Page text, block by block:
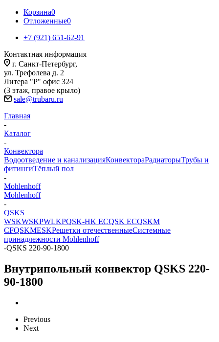
Корзина0
Отложенные0
+7 (921) 651-62-91
Контактная информация
г. Санкт-Петербург,
ул. Трефолева д. 2
Литера "Р" офис 324
(3 этаж, правое крыло)
sale@trubaru.ru
Главная
-
Каталог
-
Конвектора
Водоотведение и канализацияКонвектораРадиаторыТрубы и
фитингиТёплый пол
-
Mohlenhoff
Mohlenhoff
-
QSKS
WSKWSKPWLKPQSK-HK ECQSK ECQSKM
CFQSKMESKРешетки отечественныеСистемные
принадлежности Mohlenhoff
-QSKS 220-90-1800
Внутрипольный конвектор QSKS 220-
90-1800
Previous
Next